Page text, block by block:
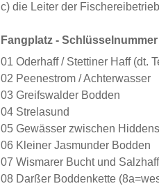
c) die Leiter der
Fangplatz - Schlüsselnummer
01 Oderhaff / Stettiner Haff (dt.
02 Peenestrom / Achterwasser
03 Greifswalder Bodden
04 Strelasund
05 Gewässer zwischen
06 Kleiner Jasmunder Bodden
07 Wismarer Bucht und Salzhaff
08 Darßer Boddenkette